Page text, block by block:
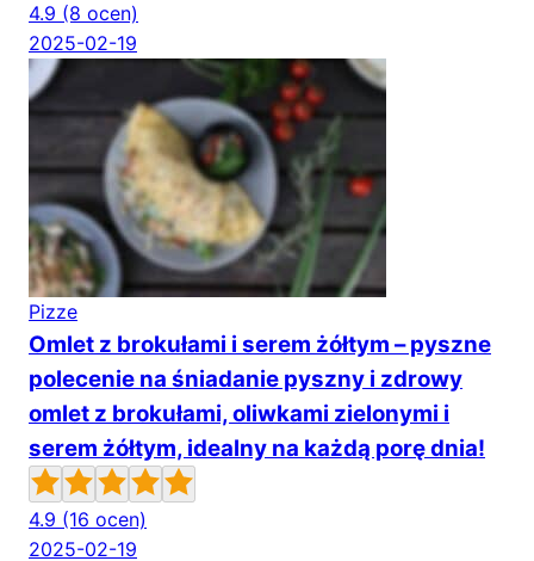
4.9 (8 ocen)
2025-02-19
Pizze
Omlet z brokułami i serem żółtym – pyszne
polecenie na śniadanie pyszny i zdrowy
omlet z brokułami, oliwkami zielonymi i
serem żółtym, idealny na każdą porę dnia!
4.9 (16 ocen)
2025-02-19